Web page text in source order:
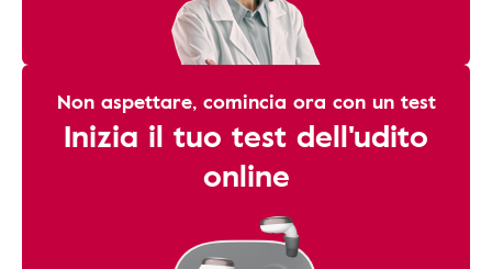
Non aspettare, comincia ora con un test
Inizia il tuo test dell'udito
online